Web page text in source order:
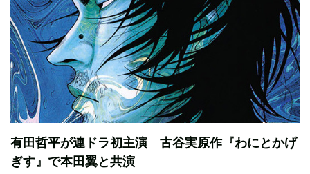
有田哲平が連ドラ初主演 古谷実原作『わにとかげ
ぎす』で本田翼と共演